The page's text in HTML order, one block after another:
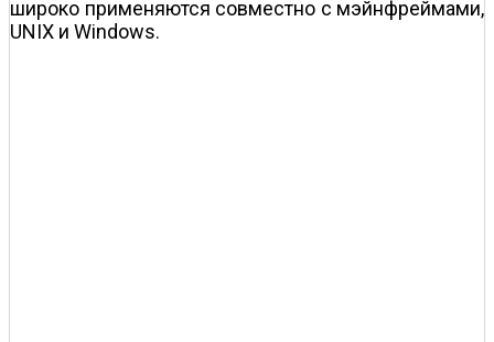
широко применяются совместно с мэйнфреймами,
UNIX и Windows.